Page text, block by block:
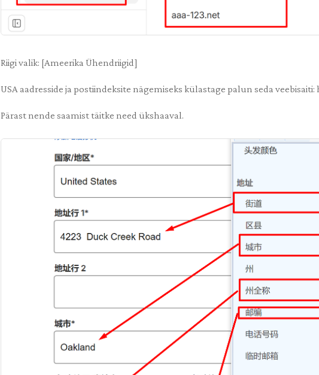
Riigi valik: [Ameerika Ühendriigid]
USA aadresside ja postiindeksite nägemiseks külastage palun seda
Pärast nende saamist täitke need ükshaaval.